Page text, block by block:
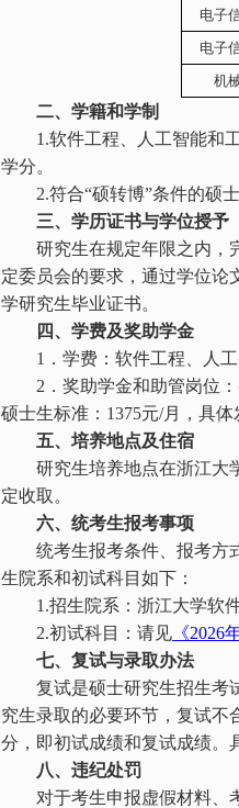
电子
电子
机
二、学籍和学制
1.软件工程、人工智能和
学分。
2.符合“硕转博”条件的硕
三、学历证书与学位授予
研究生在规定年限之内，
定委员会的要求，通过学位论
学研究生毕业证书。
四、学费及奖助学金
1 ．学费：软件工程、人
2 ．奖助学金和助管岗位
硕士生标准： 1375元/月，具体
五、培养地点及住宿
研究生培养地点在浙江大
定收取。
六、统考生报考事项
统考生报考条件、报考方
生院系和初试科目如下：
1.招生院系：浙江大学软
2.初试科目：请见 《2026
七、复试与录取办法
复试是硕士研究生招生考
究生录取的必要环节，复试不
分，即初试成绩和复试成绩。
八、违纪处罚
对于考生申报虚假材料、